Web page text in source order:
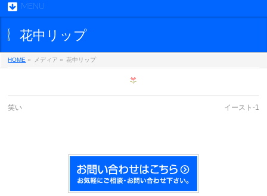
MENU
花中リップ
HOME » メディア » 花中リップ
笑い イースト-1